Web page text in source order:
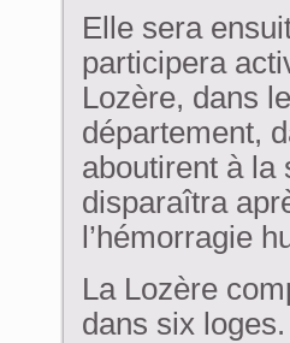
Elle sera
participera
Lozère, dans
département,
aboutirent à la
disparaîtra
l’hémorragie
La Lozère
dans six loges.